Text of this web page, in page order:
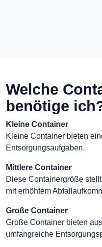
Welche
benötige
Kleine Container
Kleine Container bieten
Entsorgungsaufgaben.
Mittlere Container
Diese Containergröße
mit erhöhtem
Große Container
Große Container bieten
umfangreiche